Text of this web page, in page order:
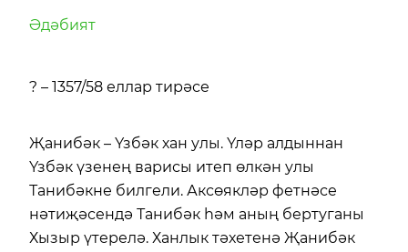
Әдәбият
? – 1357/58 еллар тирәсе
Җанибәк – Үзбәк хан улы. Үләр алдыннан
Үзбәк үзенең варисы итеп өлкән улы
Танибәкне билгели. Аксөякләр фетнәсе
нәтиҗәсендә Танибәк һәм аның бертуганы
Хызыр үтерелә. Ханлык тәхетенә Җанибәк